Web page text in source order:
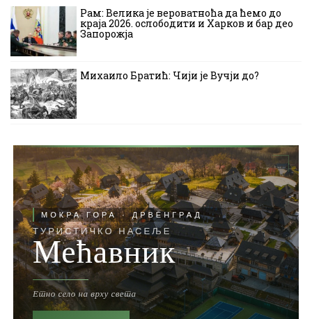
Рам: Велика је вероватноћа да ћемо до
краја 2026. ослободити и Харков и бар део
Запорожја
Михаило Братић: Чији је Вучји до?